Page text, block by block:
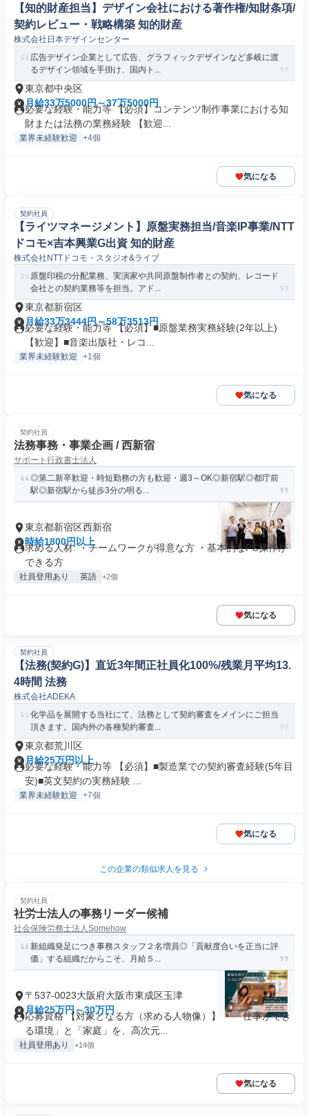
【知的財産担当】デザイン会社における著作権/知財条項/
契約レビュー・戦略構築 知的財産
株式会社日本デザインセンター
広告デザイン企業として広告、グラフィックデザインなど多岐に渡
るデザイン領域を手掛け、国内ト...
東京都中央区
月給33万5000円～37万5000円
必要な経験・能力等 【必須】コンテンツ制作事業における知
財または法務の業務経験 【歓迎...
業界未経験歓迎 +4個
気になる
契約社員
【ライツマネージメント】原盤実務担当/音楽IP事業/NTT
ドコモ×吉本興業G出資 知的財産
株式会社NTTドコモ・スタジオ&ライブ
原盤印税の分配業務、実演家や共同原盤制作者との契約、レコード
会社との契約業務等を担当。アド...
東京都新宿区
月給33万3444円～58万3513円
必要な経験・能力等 【必須】■原盤業務実務経験(2年以上)
【歓迎】■音楽出版社・レコ...
業界未経験歓迎 +1個
気になる
契約社員
法務事務・事業企画 / 西新宿
サポート行政書士法人
◎第二新卒歓迎・時短勤務の方も歓迎・週3～OK◎新宿駅◎都庁前
駅◎新宿駅から徒歩3分の明る...
東京都新宿区西新宿
時給1800円以上
求める人材: ・チームワークが得意な方 ・基本的なPC操作が
できる方
社員登用あり 英語 +2個
気になる
契約社員
【法務(契約G)】直近3年間正社員化100%/残業月平均13.
4時間 法務
株式会社ADEKA
化学品を展開する当社にて、法務として契約審査をメインにご担当
頂きます。国内外の各種契約審査...
東京都荒川区
月給25万円以上
必要な経験・能力等 【必須】■製造業での契約審査経験(5年目
安)■英文契約の実務経験 ...
業界未経験歓迎 +7個
気になる
この企業の類似求人を見る
契約社員
社労士法人の事務リーダー候補
社会保険労務士法人Somehow
新組織発足につき事務スタッフ２名増員◎「貢献度合いを正当に評
価」する組織だからこそ、月給５...
〒537-0023大阪府大阪市東成区玉津
月給25万円～30万円
応募資格 【対象となる方（求める人物像）】 ・「仕事ができ
る環境」と「家庭」を、高次元...
社員登用あり +14個
気になる